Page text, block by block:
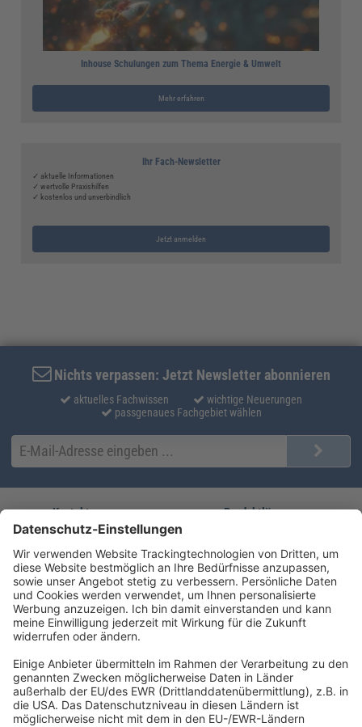
Inhouse Schulungen zum Thema Energie & Umwelt
Mehr erfahren
Ihr Fach-Newsletter
✓ aktuelle Informationen
✓ wertvolle Praxishilfen
✓ kostenlos und unverbindlich
Jetzt anmelden
Nichts verpassen: Jetzt Newsletter abonnieren
aktuelles Fachwissen
wichtige Neuerungen
passgenaues Fachgebiet wählen
Kontakt
Sie erreichen uns unter:
(08233) 38 11 23
service@forum-verlag.com
Mo-Do 07:30 - 17:00 Uhr
Fr 07:30 - 15:00 Uhr
Produktlösungen
AKADEMIE HERKERT
Unsere Marken
Folgen Sie uns